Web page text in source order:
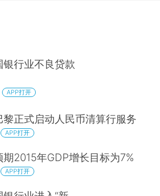
行业不良贷款
APP打开
黎正式启动人民币清算行服务
APP打开
2015年GDP增长目标为7%
APP打开